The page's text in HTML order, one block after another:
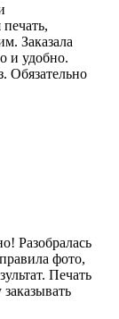
Заказала
и удобно.
Обязательно
Разобралась
фото,
Печать